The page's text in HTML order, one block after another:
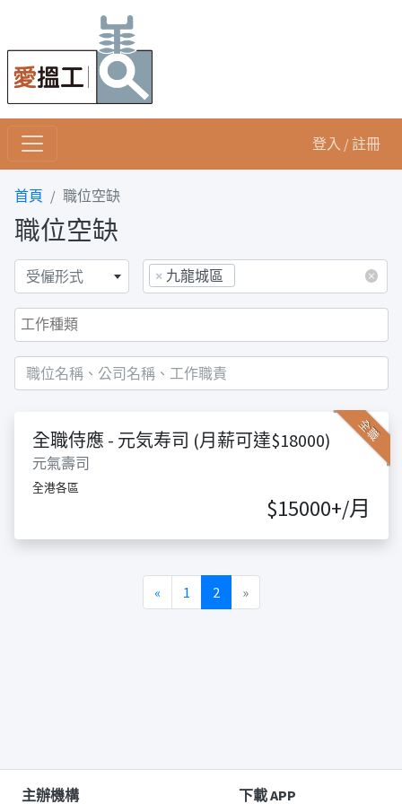
登入 / 註冊
首頁 職位空缺
職位空缺
受僱形式 ×
× 九龍城區
全職
全職侍應 - 元気寿司 (月薪可達$18000)
元氣壽司
全港各區
$15000+/月
«Previous
1 2 »Next
主辦機構 下載 APP